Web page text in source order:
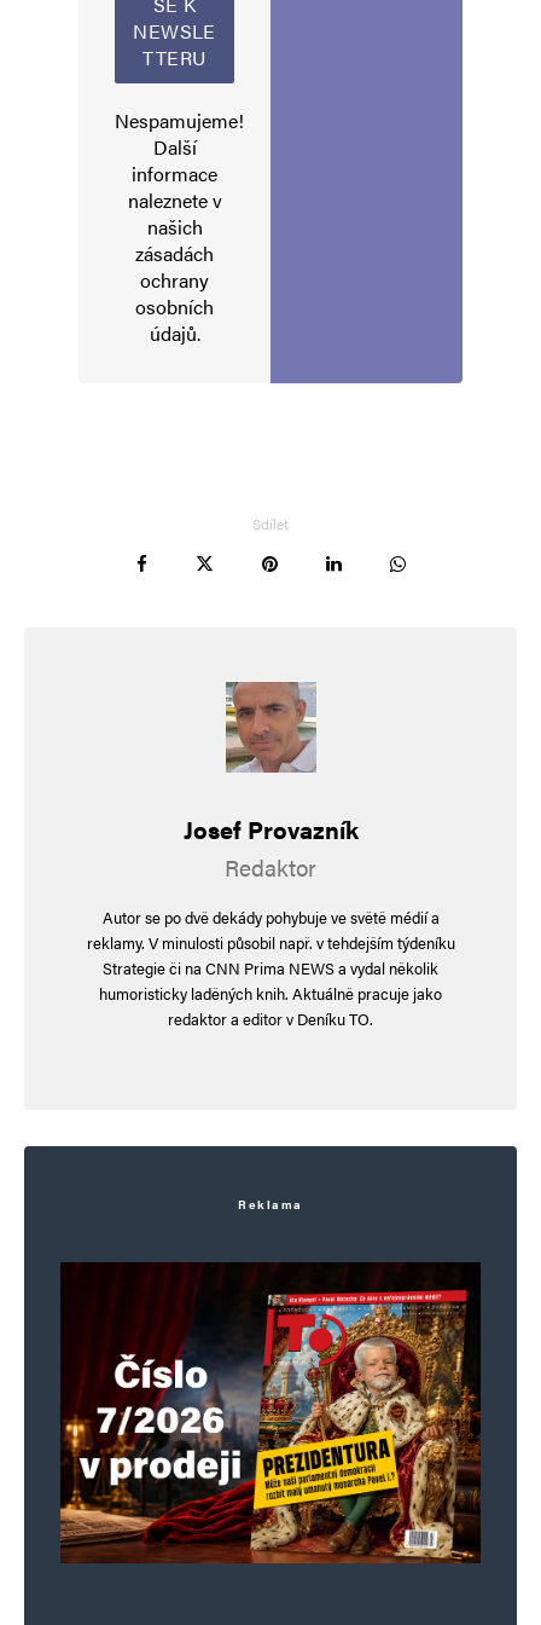
Informujte mě o nových příspěvcích e-mailem.
Nespamujeme!
Další
informace
naleznete v
našich
zásadách
ochrany
osobních
údajů.
Sdílet
Josef Provazník
Redaktor
Autor se po dvě dekády pohybuje ve světě médií a
reklamy. V minulosti působil např. v tehdejším týdeníku
Strategie či na CNN Prima NEWS a vydal několik
humoristicky laděných knih. Aktuálně pracuje jako
redaktor a editor v Deníku TO.
Reklama